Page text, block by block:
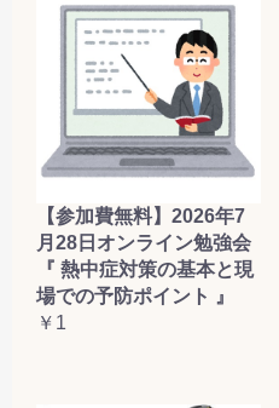
【参加費無料】2026年7
月28日オンライン勉強会
『 熱中症対策の基本と現
場での予防ポイント 』
￥1